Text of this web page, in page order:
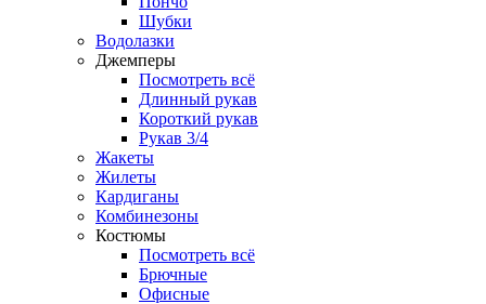
Шубки
Водолазки
Джемперы
Посмотреть всё
Длинный рукав
Короткий рукав
Рукав 3/4
Жакеты
Жилеты
Кардиганы
Комбинезоны
Костюмы
Посмотреть всё
Брючные
Офисные